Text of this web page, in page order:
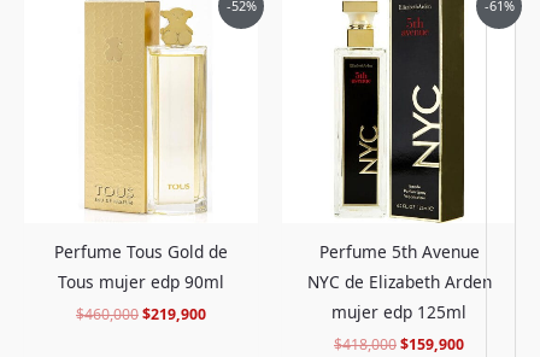
-52%
Perfume Tous Gold de
Tous mujer edp 90ml
$460,000
precio
original
era:
$460,000.
$219,900
precio
actual
es:
-61%
Perfume 5th Avenue
NYC de Elizabeth Arden
mujer edp 125ml
$418,000
precio
original
$418,000.
$159,900
precio
actual